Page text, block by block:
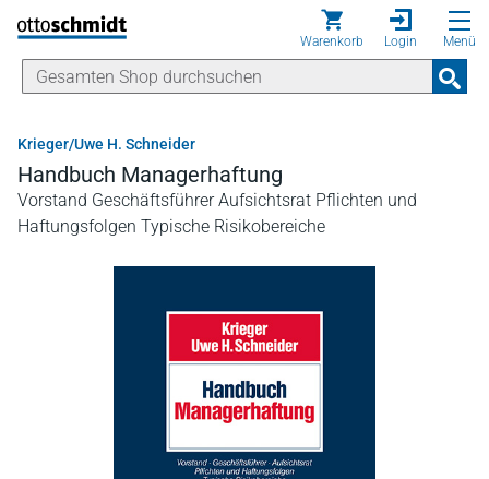
Direkt zum Inhalt
Warenkorb Login Menü
Krieger/Uwe H. Schneider
Handbuch Managerhaftung
Vorstand Geschäftsführer Aufsichtsrat Pflichten und
Haftungsfolgen Typische Risikobereiche